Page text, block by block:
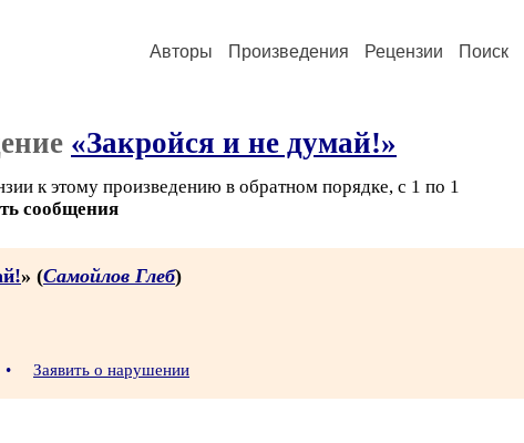
Авторы Произведения Рецензии Поиск
«Закройся и не думай!»
к этому произведению в обратном порядке, с 1 по 1
сообщения
» (Самойлов Глеб)
• Заявить о нарушении